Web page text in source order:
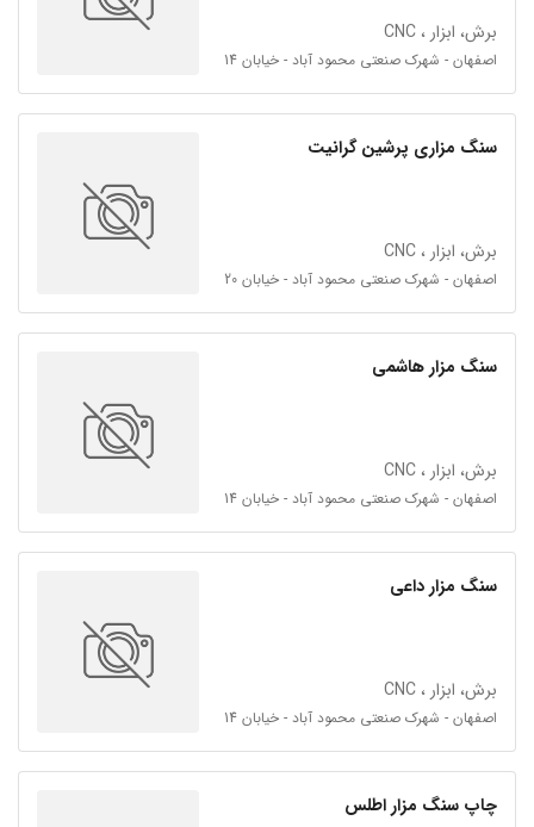
برش، ابزار ، CNC
اصفهان - شهرک صنعتی محمود آباد - خیابان 14
سنگ مزاری پرشین گرانیت
برش، ابزار ، CNC
اصفهان - شهرک صنعتی محمود آباد - خیابان 20
سنگ مزار هاشمی
برش، ابزار ، CNC
اصفهان - شهرک صنعتی محمود آباد - خیابان 14
سنگ مزار داعی
برش، ابزار ، CNC
اصفهان - شهرک صنعتی محمود آباد - خیابان 14
چاپ سنگ مزار اطلس